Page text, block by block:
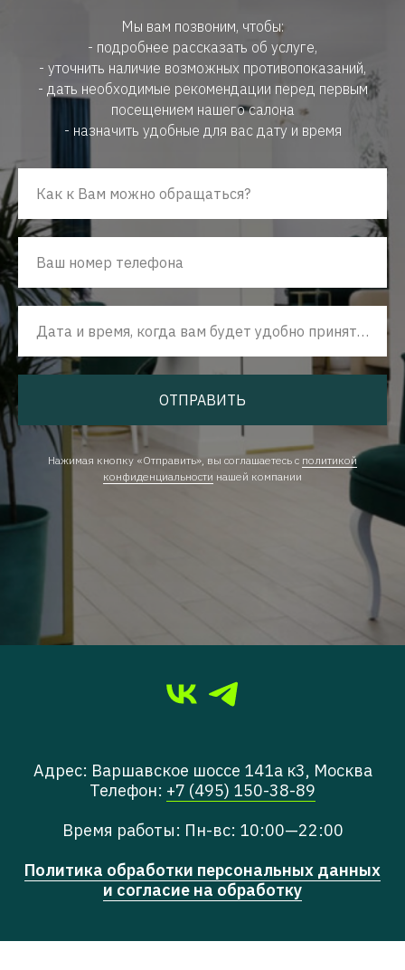
Мы вам позвоним, чтобы:
- подробнее рассказать об услуге,
- уточнить наличие возможных противопоказаний,
- дать необходимые рекомендации перед первым
посещением нашего салона
- назначить удобные для вас дату и время
Как к Вам можно обращаться?
Ваш номер телефона
Дата и время, когда вам будет удобно принять наш звонок
ОТПРАВИТЬ
Нажимая кнопку «Отправить», вы соглашаетесь с политикой
конфиденциальности нашей компании
Адрес: Варшавское шоссе 141а к3, Москва
Телефон: +7 (495) 150-38-89
Время работы: Пн-вс: 10:00—22:00
Политика обработки персональных данных
и согласие на обработку